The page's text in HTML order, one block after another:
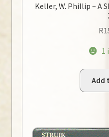
Keller, W. Phillip – A
R
1
Add